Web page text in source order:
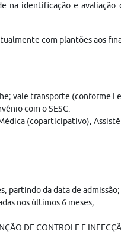
na identificação e
com plantões aos
vale transporte (conforme
com o SESC.
(coparticipativo),
partindo da data de admissão;
nos últimos 6 meses;
DE CONTROLE E